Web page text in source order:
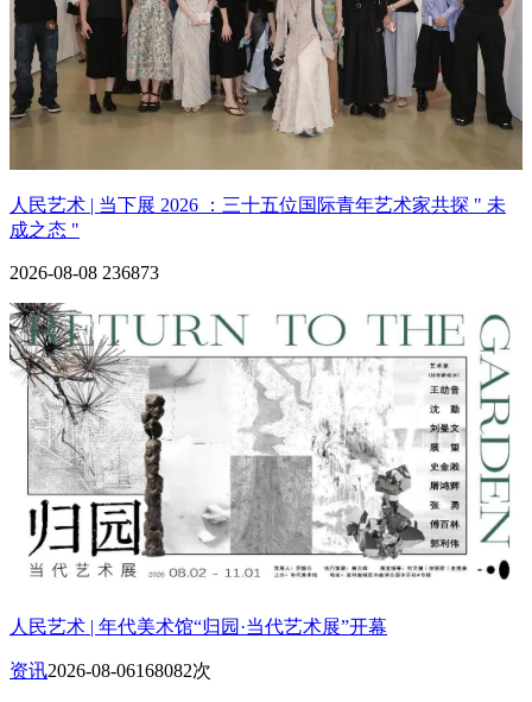
人民艺术 | 当下展 2026 ：三十五位国际青年艺术家共探 " 未
成之态 "
2026-08-08 236873
人民艺术 | 年代美术馆“归园·当代艺术展”开幕
资讯2026-08-06168082次